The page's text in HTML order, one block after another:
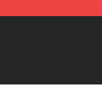
Mamamoo Store -